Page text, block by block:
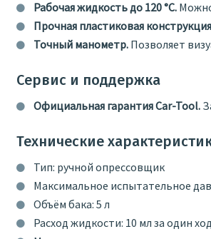
Рабочая жидкость до 120 °C.
Прочная пластиковая
Точный манометр. Позволяет
Сервис и поддержка
Официальная гарантия Car-Tool.
Технические
Тип: ручной опрессовщик
Максимальное испытательное
Объём бака: 5 л
Расход жидкости: 10 мл за один ход